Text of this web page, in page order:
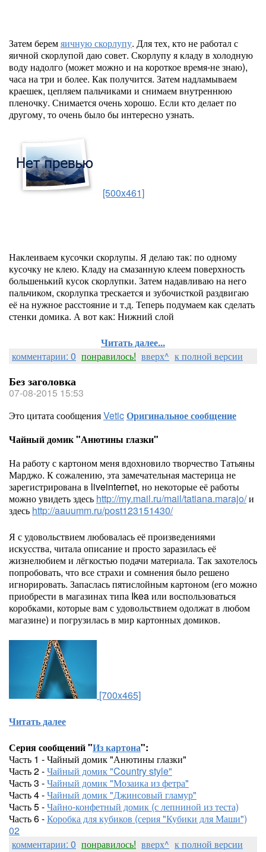
Затем беремяичную скорлупу. Для тех, кто не работал с
яичной скорлупой даю совет. Скорлупу я кладу в холодную
воду надолго (может можно и на короткое время-не знаю),
часа на три и более. Как получится. Затем надламываем
краешек, цепляем пальчиками и снимаем внутреннюю
пленочку. Снимается очень хорошо. Если кто делает по
другому, то очень было бы интересно узнать.
[500x461]
Наклеиваем кусочки скорлупы. Я делаю так: по одному
кусочку не клею. Кладу на смазанную клеем поверхность
большенький кусок скорлупки. Затем надавливаю на него
пальчиком, скорлупка трескается и зубочисткой раздвигаю
её на нужное расстояние и т.д. Теперь подумаем как сделать
стенки домика. А вот как: Нижний слой
Читать далее...
комментарии: 0 понравилось! вверх^ к полной версии
Без заголовка
07-08-2015 15:53
Это цитата сообщенияVeticОригинальное сообщение
Чайный домик "Анютины глазки"
На работу с картоном меня вдохновило творчество Татьяны
Марджо. К сожалению, эта замечательная мастерица не
зарегистрирована в liveinternet, но некоторые её работы
можно увидеть здесь http://my.mail.ru/mail/tatiana.marajo/и
здесь http://aauumm.ru/post123151430/
Я с удовольствием любовалась её произведениями
искусства, читала описание и просто заразилась её
жизнелюбием и лёгкостью подачи материала. Так захотелось
попробовать, что все страхи и сомнения было решено
игнорировать. Запаслась пятислойным картоном (его можно
приобрести в магазинах типа Ikea или воспользоваться
коробками, которые вам с удовольствием одолжат в любом
магазине) и погрузилась в мир картонных домиков.
[700x465]
Читать далее
Серия сообщений "Из картона":
Часть 1 - Чайный домик "Анютины глазки"
Часть 2 -Чайный домик "Country style"
Часть 3 -Чайный домик "Мозаика из фетра"
Часть 4 -Чайный домик "Джинсовый гламур"
Часть 5 -Чайно-конфетный домик (с лепниной из теста)
Часть 6 -Коробка для кубиков (серия "Кубики для Маши")
02
комментарии: 0 понравилось! вверх^ к полной версии